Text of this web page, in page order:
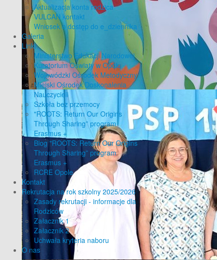
Aktualizacja konta rodzica
VULCAN kontakt
Wniosek o dostęp do e_dziennika
Galeria
Linki
Ministerstwo Edukacji Narodowej
Kuratorium Oświaty w Opolu
Wojewódzki Ośrodek Metodyczny
Miejski Ośrodek Doskonalenia
Nauczycieli
Szkoła bez przemocy
"ROOTS: Return Our Origins
Through Sharing” program
Erasmus +
Blog "ROOTS: Return Our Origins
Through Sharing” program
Erasmus +
RCRE Opole
Kontakt
Rekrutacja na rok szkolny 2025/2026
Zasady rekrutacji - informacje dla
Rodziców
Załacznik 1
Załacznik 2
Uchwała kryteria naboru
O nas